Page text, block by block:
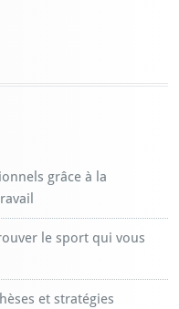
grâce à la
le sport qui vous
et stratégies